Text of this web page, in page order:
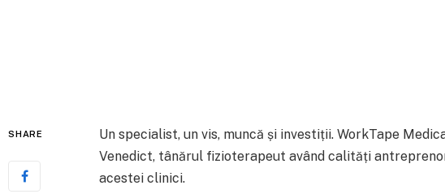
SHARE
Un specialist, un vis, muncă și investiții. WorkTape
Venedict, tânărul fizioterapeut având calități
acestei clinici.